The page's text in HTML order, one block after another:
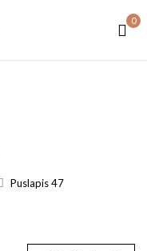
0
Puslapis 47